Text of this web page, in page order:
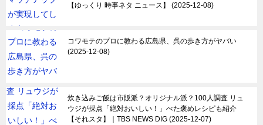
【ゆっくり 時事ネタ ニュース】
2025-12-08
コワモテのプロに教わる広島県、呉の歩き方がヤバい
2025-12-08
炊き込みご飯は市販派？オリジナル派？100人調査 リュ
ウジが採点「絶対おいしい！」べた褒めレシピも紹介
【それスタ】｜TBS NEWS DIG 2025-12-07